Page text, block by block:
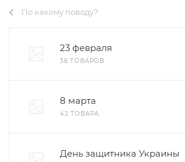
По какому поводу?
23 февраля
36 ТОВАРОВ
8 марта
42 ТОВАРА
День защитника Украины